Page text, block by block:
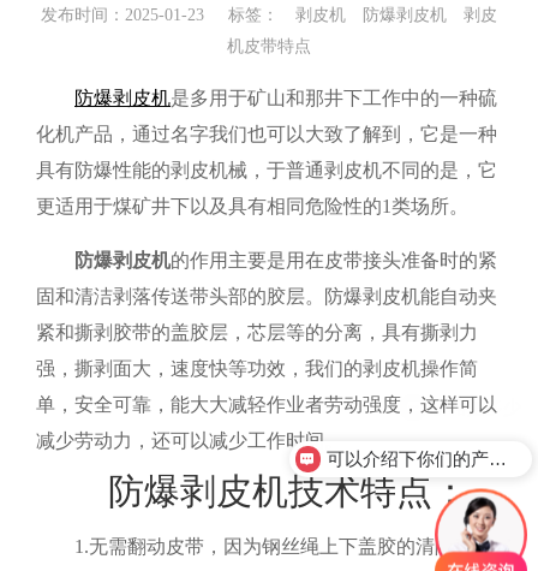
发布时间：2025-01-23 标签： 剥皮机 防爆剥皮机
剥皮
机皮带特点
防爆剥皮机是多用于矿山和那井下工作中的一种硫
化机产品，通过名字我们也可以大致了解到， 它是一种
具有防爆性能的剥皮机械，于普通剥皮机不同的是，它
更适用于煤矿井下以及具有相同危险性的1类场所。
防爆剥皮机的作用主要是用在皮带接头准备时的紧
固和清洁剥落传送带头部的胶层。防爆剥皮机能自动夹
紧和撕剥胶带的盖胶层，芯层等的分离，具有撕剥力
强，撕剥面大，速度快等功效，我们的剥皮机操作简
单，安全可靠，能大大减轻作业者劳动强度，这样可以
减少劳动力，还可以减少工作时间。
防爆剥皮机技术特点：
1.无需翻动皮带，因为钢丝绳上下盖胶的清除可一
可以介绍下你们的产品么？